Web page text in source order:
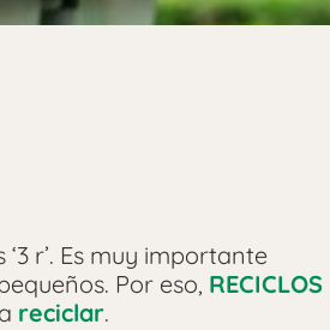
r’. Es muy importante
Por eso, RECICLOS
reciclar.